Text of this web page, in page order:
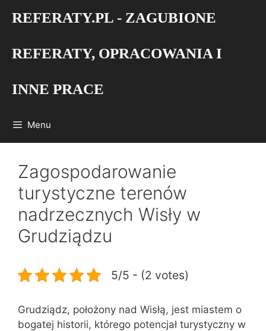
REFERATY.PL - ZAGUBIONE
REFERATY, OPRACOWANIA I
INNE PRACE
Menu
Zagospodarowanie
turystyczne terenów
nadrzecznych Wisły w
Grudziądzu
5/5 - (2 votes)
Grudziądz, położony nad Wisłą, jest miastem o
bogatej historii, którego potencjał turystyczny w